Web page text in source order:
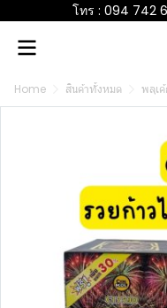
โทร : 094 742
Home สินค้าทั้งหมด พลุเ